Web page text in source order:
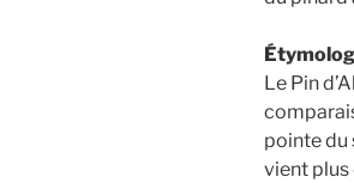
Le Pin
pointe du
vient